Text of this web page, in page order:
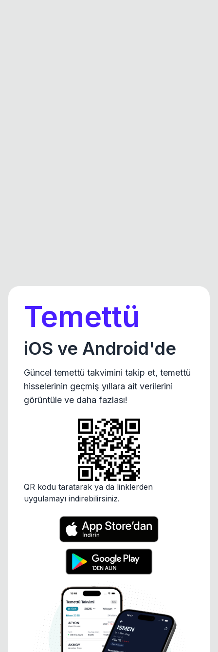
Temettü
iOS ve Android'de
Güncel temettü takvimini takip et, temettü
hisselerinin geçmiş yıllara ait verilerini
görüntüle ve daha fazlası!
QR kodu taratarak ya da linklerden
uygulamayı indirebilirsiniz.